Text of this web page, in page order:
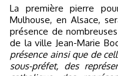
La première pierre pour la future grande mosquée de
Mulhouse, en Alsace,
présence de
de la ville Jean-Marie
présence ainsi que de
sous-préfet, des